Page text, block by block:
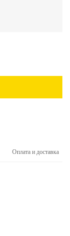
Оплата и доставка